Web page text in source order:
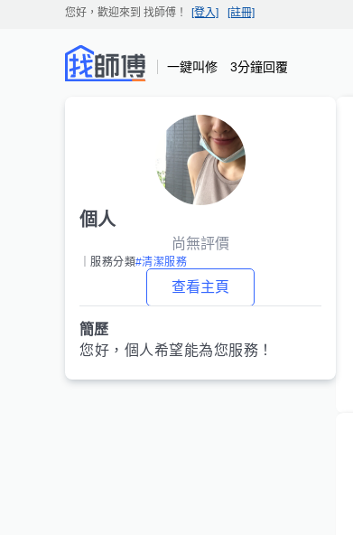
您好，歡迎來到 找師傅 ！ [登入] [註冊]
一鍵叫修 3分鐘回覆
個人
尚無評價
｜服務分類#清潔服務
查看主頁
簡歷
您好， 個人希望能為您服務！